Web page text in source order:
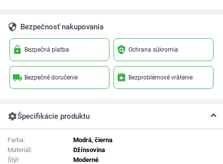
security Bezpečnosť nakupovania
lock Bezpečná platba policy Ochrana súkromia
local_shipping Bezpečné doručenie assignment_return Bezproblémové vrátenie
settingsŠpecifikácie produktu
Farba:
Modrá, čierna
Materiál:
Džínsovina
Štýl:
Moderné